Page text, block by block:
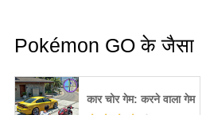
Pokémon GO के जैसा
कार चोर गेम: करने वाला गेम